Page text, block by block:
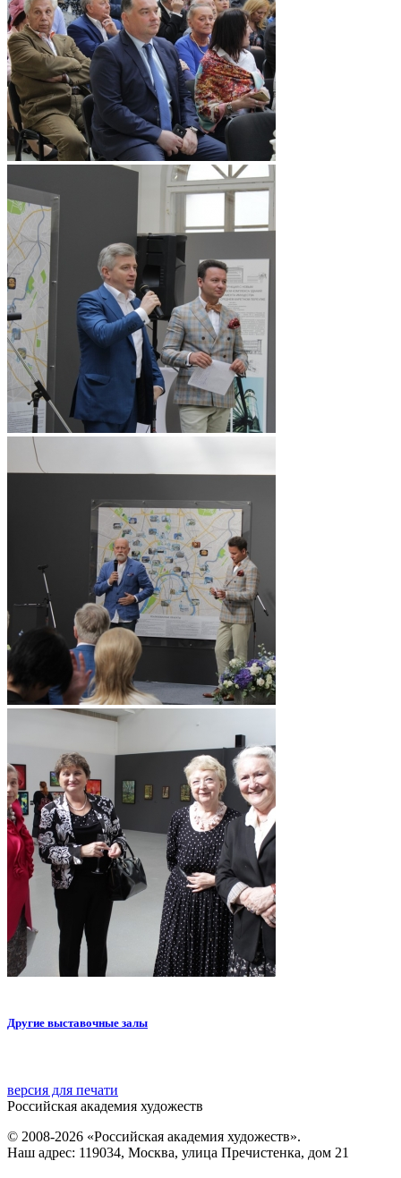
Другие выставочные залы
версия для печати
Российская академия художеств
© 2008-2026 «Российская академия художеств».
Наш адрес: 119034, Москва, улица Пречистенка, дом 21